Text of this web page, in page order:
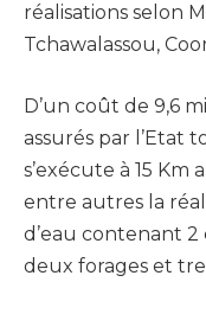
réalisations selon
Tchawalassou,
D’un coût de 9,6
assurés par l’Etat
s’exécute à 15 Km
entre autres la
d’eau contenant 2
deux forages et